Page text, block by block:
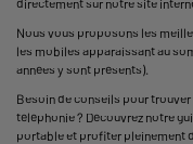
directement sur notre site
Nous vous proposons les
les mobiles apparaissant au
années y sont présents).
Besoin de conseils pour
téléphonie ? Découvrez notre
portable et profiter pleinement